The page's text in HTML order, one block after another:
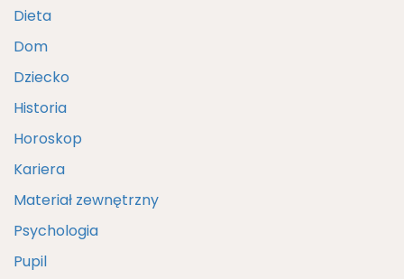
Dieta
Dom
Dziecko
Historia
Horoskop
Kariera
Materiał zewnętrzny
Psychologia
Pupil